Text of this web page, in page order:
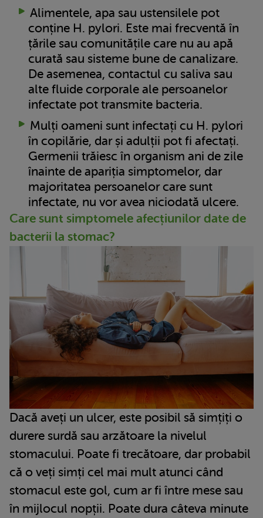
Alimentele, apa sau ustensilele pot
conține H. pylori. Este mai frecventă în
țările sau comunitățile care nu au apă
curată sau sisteme bune de canalizare.
De asemenea, contactul cu saliva sau
alte fluide corporale ale persoanelor
infectate pot transmite bacteria.
Mulți oameni sunt infectați cu H. pylori
în copilărie, dar și adulții pot fi afectați.
Germenii trăiesc în organism ani de zile
înainte de apariția simptomelor, dar
majoritatea persoanelor care sunt
infectate, nu vor avea niciodată ulcere.
Care sunt simptomele afecțiunilor date de
bacterii la stomac?
Dacă aveți un ulcer, este posibil să simțiți o
durere surdă sau arzătoare la nivelul
stomacului. Poate fi trecătoare, dar probabil
că o veți simți cel mai mult atunci când
stomacul este gol, cum ar fi între mese sau
în mijlocul nopții. Poate dura câteva minute